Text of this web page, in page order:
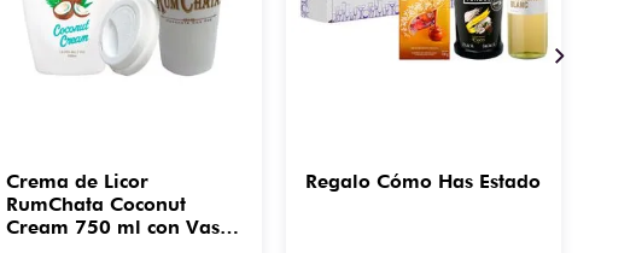
Crema de Licor
RumChata Coconut
Cream 750 ml con Vaso
Regalo Cómo Has Estado